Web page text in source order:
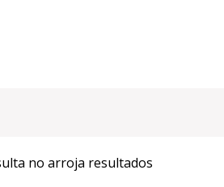
no arroja resultados